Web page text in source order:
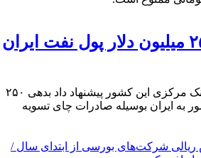
پیشنهاد تسویه ۲۵۰ میلیون دلار پول نفت ایران
اتحادیه چای سریلانکا به بانک مرکزی این کشور پیشنهاد داد بدهی ۲۵۰
به ایران بوسیله صادرات چای تسویه